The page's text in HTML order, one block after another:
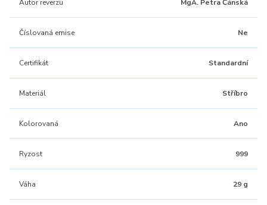
Autor reverzu MgA. Petra Čánská
Číslovaná emise Ne
Certifikát Standardní
Materiál Stříbro
Kolorovaná Ano
Ryzost 999
Váha 29 g